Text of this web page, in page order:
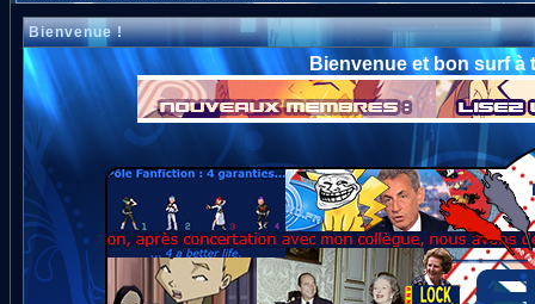
Bienvenue !
Bienvenue et bon surf à